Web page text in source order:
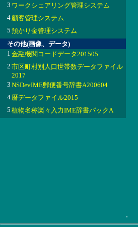
3 ワークシェアリング管理システム
4顧客管理システム
5 預かり金管理システム
その他(画像、データ)
1 金融機関コードデータ201505
2 市区町村別人口世帯数データファイル
2017
3 NSDevIME郵便番号辞書A200604
4暦データファイル2015
5 植物名称楽々入力IME辞書パックA
.